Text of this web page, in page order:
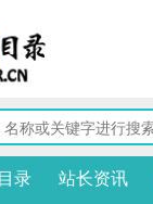
录 站长资讯